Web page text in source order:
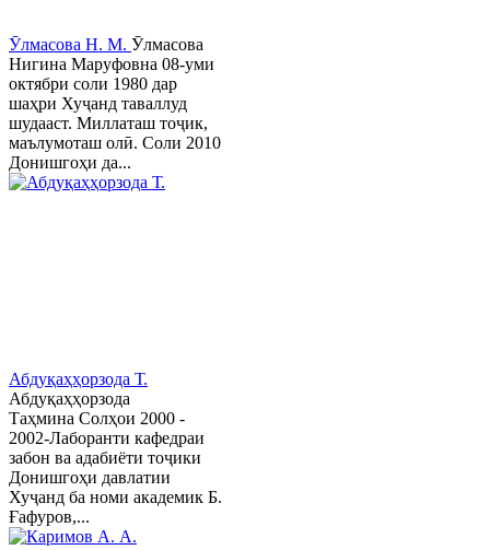
Ӯлмасова Н. М. Ӯлмасова
Нигина Маруфовна 08-уми
октябри соли 1980 дар
шаҳри Хуҷанд таваллуд
шудааст. Миллаташ тоҷик,
маълумоташ олӣ. Соли 2010
Донишгоҳи да...
Абдуқаҳҳорзода Т.
Абдуқаҳҳорзода
Таҳмина Солҳои 2000 -
2002-Лаборанти кафедраи
забон ва адабиёти тоҷики
Донишгоҳи давлатии
Хуҷанд ба номи академик Б.
Ғафуров,...